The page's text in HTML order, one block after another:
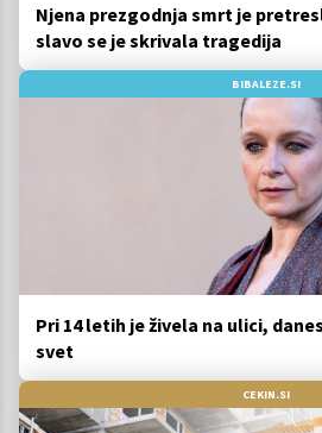
Njena prezgodnja smrt je
slavo se je skrivala tragedija
BIBALEZE.SI
Pri 14 letih je živela na ulici,
svet
CEKIN.SI